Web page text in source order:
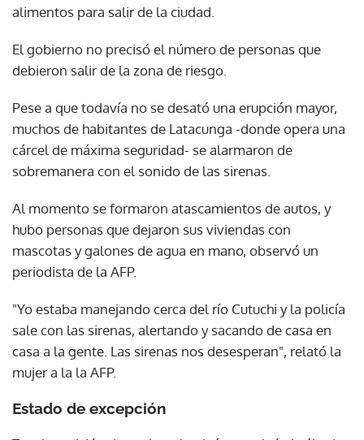
alimentos para salir de la ciudad.
El gobierno no precisó el número de personas que
debieron salir de la zona de riesgo.
Pese a que todavía no se desató una erupción mayor,
muchos de habitantes de Latacunga -donde opera una
cárcel de máxima seguridad- se alarmaron de
sobremanera con el sonido de las sirenas.
Al momento se formaron atascamientos de autos, y
hubo personas que dejaron sus viviendas con
mascotas y galones de agua en mano, observó un
periodista de la AFP.
"Yo estaba manejando cerca del río Cutuchi y la policía
sale con las sirenas, alertando y sacando de casa en
casa a la gente. Las sirenas nos desesperan", relató la
mujer a la la AFP.
Estado de excepción